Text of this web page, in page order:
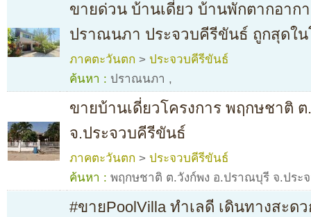
ขายด่วน บ้านเดี่ยว บ้านพักตากอาก
ปราณนภา ประจวบคีรีขันธ์ ถูกสุดใน
ภาคตะวันตก > ประจวบคีรีขันธ์
ค้นหา : ปราณนภา ,
ขายบ้านเดี่ยวโครงการ พฤกษชาติ
จ.ประจวบคีรีขันธ์
ภาคตะวันตก > ประจวบคีรีขันธ์
ค้นหา : พฤกษชาติ ต.วังก์พง อ.ปราณบุรี จ.ประ
#ขายPoolVilla ทำเลดี เดินทางสะด